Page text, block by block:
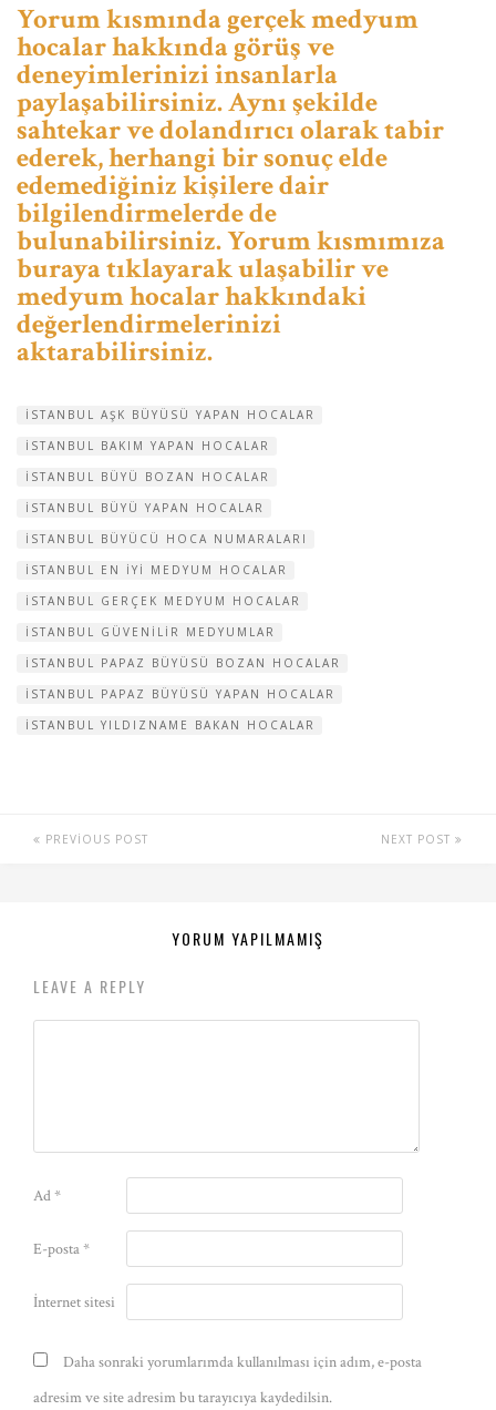
Yorum kısmında gerçek medyum
hocalar hakkında görüş ve
deneyimlerinizi insanlarla
paylaşabilirsiniz. Aynı şekilde
sahtekar ve dolandırıcı olarak tabir
ederek, herhangi bir sonuç elde
edemediğiniz kişilere dair
bilgilendirmelerde de
bulunabilirsiniz. Yorum kısmımıza
buraya tıklayarak ulaşabilir ve
medyum hocalar hakkındaki
değerlendirmelerinizi
aktarabilirsiniz.
ISTANBUL AŞK BÜYÜSÜ YAPAN HOCALAR
ISTANBUL BAKIM YAPAN HOCALAR
ISTANBUL BÜYÜ BOZAN HOCALAR
ISTANBUL BÜYÜ YAPAN HOCALAR
ISTANBUL BÜYÜCÜ HOCA NUMARALARI
ISTANBUL EN IYI MEDYUM HOCALAR
ISTANBUL GERÇEK MEDYUM HOCALAR
ISTANBUL GÜVENILIR MEDYUMLAR
ISTANBUL PAPAZ BÜYÜSÜ BOZAN HOCALAR
ISTANBUL PAPAZ BÜYÜSÜ YAPAN HOCALAR
ISTANBUL YILDIZNAME BAKAN HOCALAR
PREVIOUS POST NEXT POST
YORUM YAPILMAMIŞ
LEAVE A REPLY
Ad*
E-posta*
İnternet sitesi
Daha sonraki yorumlarımda kullanılması için adım, e-posta
adresim ve site adresim bu tarayıcıya kaydedilsin.